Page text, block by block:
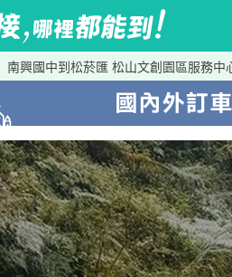
南興國中到松菸匯 松山文創園區服務中